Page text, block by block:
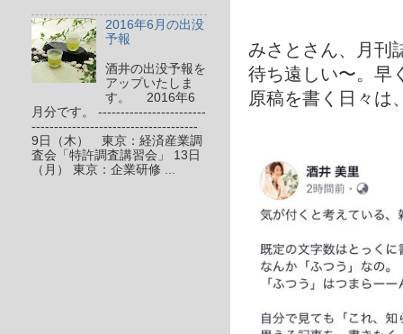
みさとさん、月刊
待ち遠しい〜。早
原稿を書く日々は
2016年6月の出没
予報
酒井の出没予報を
アップいたしま
す。 2016年6
月分です。 ------------------------
-------------------------------------
9日（木） 東京：経済産業調
査会「特許調査講習会」 13日
（月） 東京：企業研修 ...